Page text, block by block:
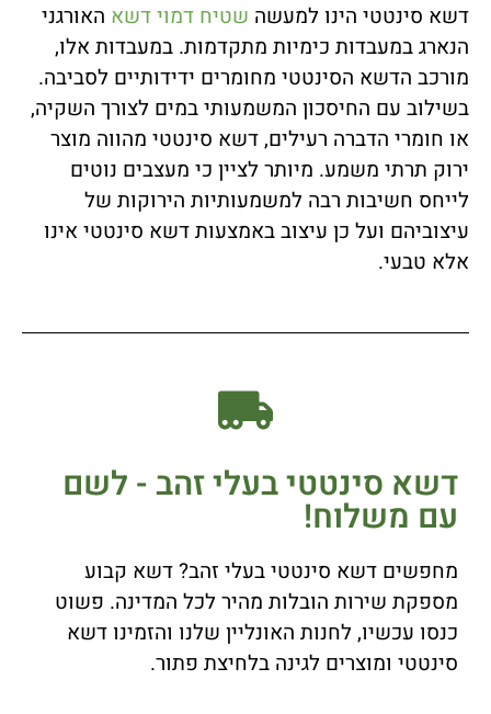
דשא סינטטי הינו למעשה שטיח דמוי דשא האורגני
הנארג במעבדות כימיות מתקדמות. במעבדות אלו,
מורכב הדשא הסינטטי מחומרים ידידותיים לסביבה.
בשילוב עם החיסכון המשמעותי במים לצורך השקיה,
או חומרי הדברה רעילים, דשא סינטטי מהווה מוצר
ירוק תרתי משמע. מיותר לציין כי מעצבים נוטים
לייחס חשיבות רבה למשמעותיות הירוקות של
עיצוביהם ועל כן עיצוב באמצעות דשא סינטטי אינו
אלא טבעי.
דשא סינטטי בעלי זהב - לשם
עם משלוח!
מחפשים דשא סינטטי בעלי זהב? דשא קבוע
מספקת שירות הובלות מהיר לכל המדינה. פשוט
כנסו עכשיו, לחנות האונליין שלנו והזמינו דשא
סינטטי ומוצרים לגינה בלחיצת פתור.